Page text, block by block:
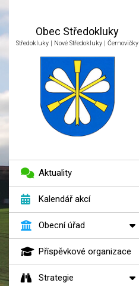
Obec Středokluky
Středokluky | Nové Středokluky | Černovičky
Aktuality
Kalendář akcí
Obecní úřad
Příspěvkové organizace
Strategie